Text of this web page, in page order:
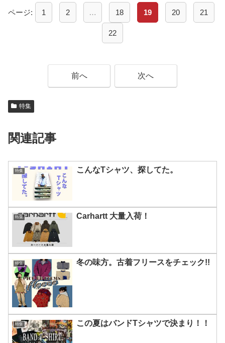
ページ: 1 2 … 18 19 20 21
22
前へ 次へ
特集
関連記事
特集 こんなTシャツ、探してた。
特集 Carhartt 大量入荷！
特集 冬の味方。古着フリースをチェック!!
特集 この夏はバンドTシャツで決まり！！